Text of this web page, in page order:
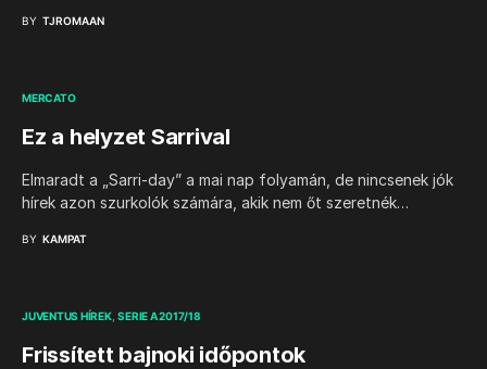
BY TJROMAAN
MERCATO
Ez a helyzet Sarrival
Elmaradt a „Sarri-day” a mai nap folyamán, de nincsenek jók
hírek azon szurkolók számára, akik nem őt szeretnék…
BY KAMPAT
JUVENTUS HÍREK SERIE A 2017/18
Frissített bajnoki időpontok